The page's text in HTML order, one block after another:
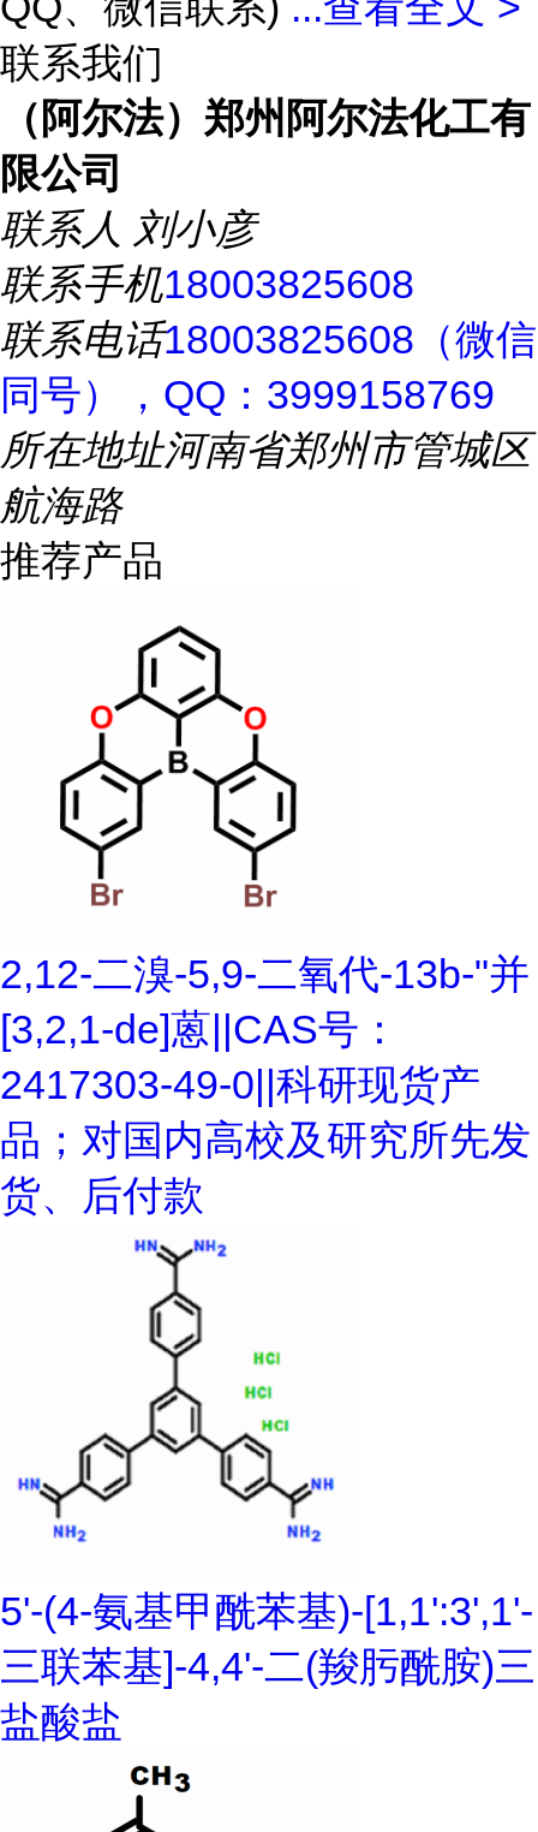
联系我们
（阿尔法）郑州阿尔法化工有
限公司
联系人 刘小彦
联系手机18003825608
联系电话18003825608（微信
同号），QQ：3999158769
所在地址河南省郑州市管城区
航海路
推荐产品
2,12-二溴-5,9-二氧代-13b-"并
[3,2,1-de]蒽||CAS号：
2417303-49-0||科研现货产
品；对国内高校及研究所先发
货、后付款
5'-(4-氨基甲酰苯基)-[1,1':3',1'-
三联苯基]-4,4'-二(羧肟酰胺)三
盐酸盐